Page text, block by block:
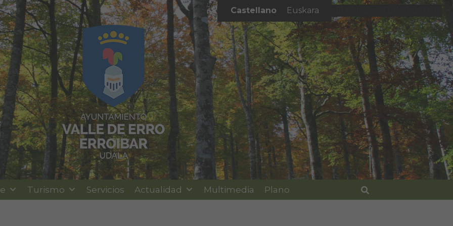
Castellano Euskara
Turismo Servicios Actualidad Multimedia Plano
Buscar